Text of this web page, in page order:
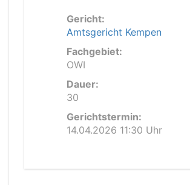
Gericht:
Amtsgericht Kempen
Fachgebiet:
OWI
Dauer:
30
Gerichtstermin:
14.04.2026 11:30 Uhr